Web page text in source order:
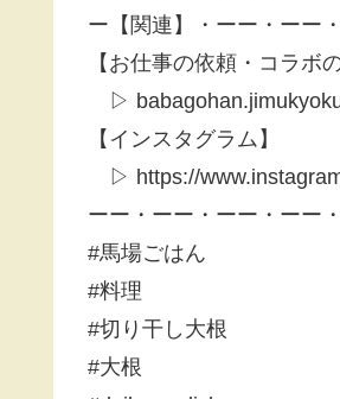
ー【関連】・ーー・ーー
【お仕事の依頼・コラボ
▷
【インスタグラム】
▷ https://
ーー・ーー・ーー・ーー
#馬場ごはん
#料理
#切り干し大根
#大根